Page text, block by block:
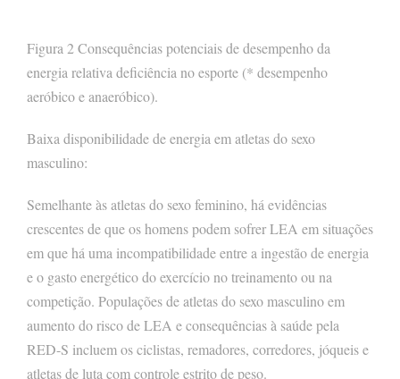
Figura 2 Consequências potenciais de desempenho da
energia relativa deficiência no esporte (* desempenho
aeróbico e anaeróbico).
Baixa disponibilidade de energia em atletas do sexo
masculino:
Semelhante às atletas do sexo feminino, há evidências
crescentes de que os homens podem sofrer LEA em situações
em que há uma incompatibilidade entre a ingestão de energia
e o gasto energético do exercício no treinamento ou na
competição. Populações de atletas do sexo masculino em
aumento do risco de LEA e consequências à saúde pela
RED-S incluem os ciclistas, remadores, corredores, jóqueis e
atletas de luta com controle estrito de peso.